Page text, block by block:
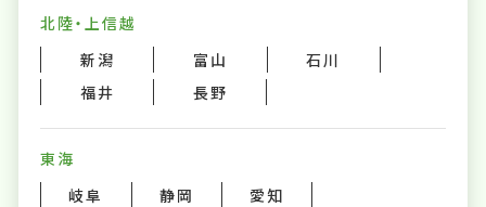
北陸・上信越
新潟
富山
石川
福井
長野
東海
岐阜
静岡
愛知